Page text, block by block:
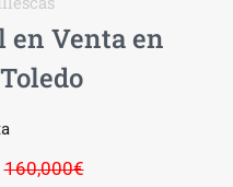
Venta en
160,000€